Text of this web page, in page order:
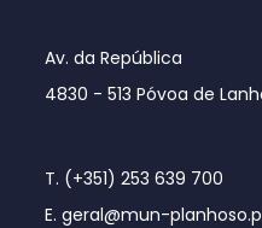
Av. da República
4830 - 513 Póvoa de
T. (+351) 253 639 700
E. geral@mun-